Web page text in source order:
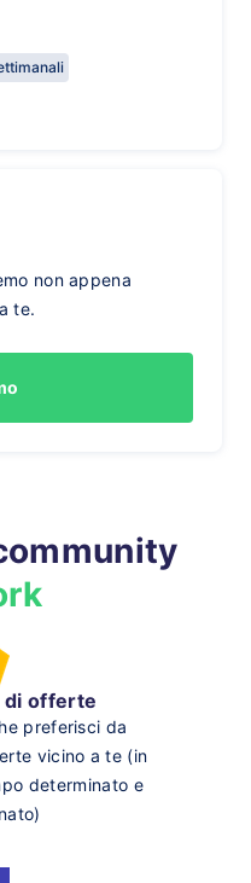
non appena
te.
di offerte
preferisci da
vicino a te (in
determinato e